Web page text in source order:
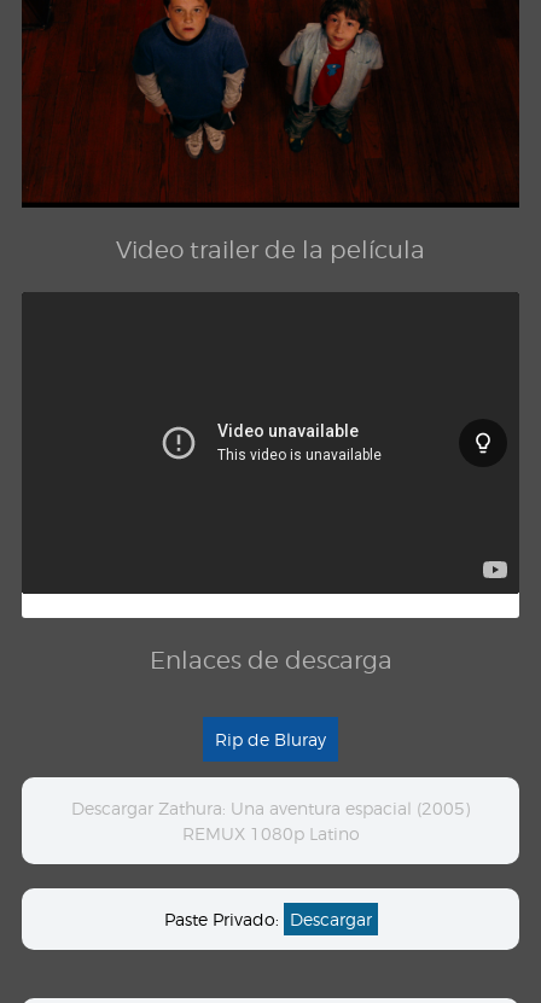
Video trailer de la película
Enlaces de descarga
Rip de Bluray
Descargar Zathura: Una aventura espacial (2005)
REMUX 1080p Latino
Paste Privado: Descargar